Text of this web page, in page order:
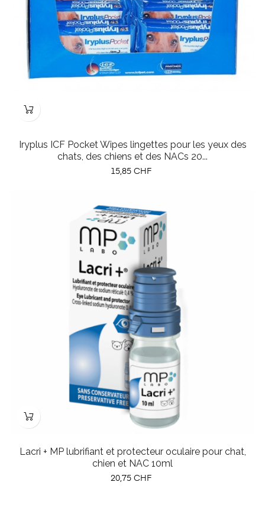
Iryplus ICF Pocket Wipes lingettes pour les yeux des
chats, des chiens et des NACs 20...
Prix
15,85 CHF
Lacri + MP lubrifiant et protecteur oculaire pour chat,
chien et NAC 10ml
Prix
20,75 CHF